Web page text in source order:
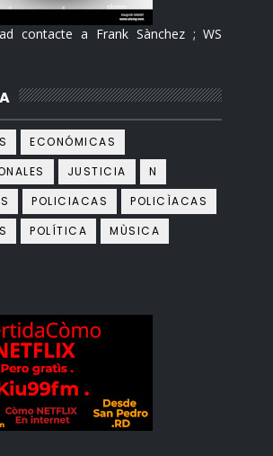
contacte a Frank Sànchez ; WS
ECONÓMICAS
JUSTICIA
N
POLICIACAS
POLICÌACAS
POLÍTICA MÙSICA